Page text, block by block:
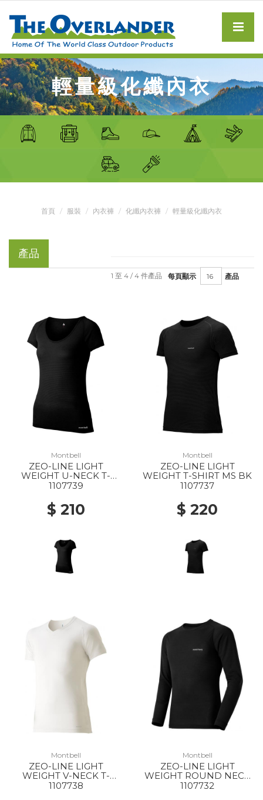
輕量級化纖內衣
首頁 服裝 內衣褲 化纖內衣褲 輕量級化纖內衣
產品
每頁顯示 產品
1 至 4 / 4 件產品
Montbell
ZEO-LINE LIGHT
WEIGHT U-NECK T-
SHIRT WS BK
1107739
$ 210
Montbell
ZEO-LINE LIGHT
WEIGHT T-SHIRT MS BK
1107737
$ 220
Montbell
ZEO-LINE LIGHT
WEIGHT V-NECK T-
SHIRT MS WT
1107738
Montbell
ZEO-LINE LIGHT
WEIGHT ROUND NECK
SHIRT MS BK
1107732